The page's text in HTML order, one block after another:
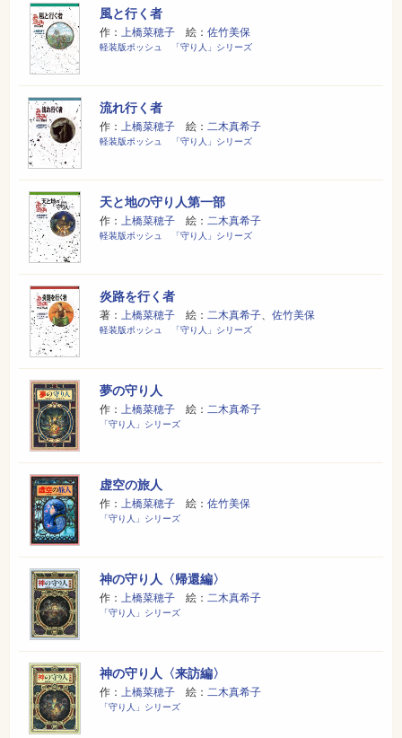
風と行く者
作： 上橋菜穂子 絵： 佐竹美保
軽装版ポッシュ 「守り人」シリーズ
流れ行く者
作： 上橋菜穂子 絵： 二木真希子
軽装版ポッシュ 「守り人」シリーズ
天と地の守り人第一部
作： 上橋菜穂子 絵： 二木真希子
軽装版ポッシュ 「守り人」シリーズ
炎路を行く者
著： 上橋菜穂子 絵： 二木真希子 佐竹美保
軽装版ポッシュ 「守り人」シリーズ
夢の守り人
作： 上橋菜穂子 絵： 二木真希子
「守り人」シリーズ
虚空の旅人
作： 上橋菜穂子 絵： 佐竹美保
「守り人」シリーズ
神の守り人〈帰還編〉
作： 上橋菜穂子 絵： 二木真希子
「守り人」シリーズ
神の守り人〈来訪編〉
作： 上橋菜穂子 絵： 二木真希子
「守り人」シリーズ